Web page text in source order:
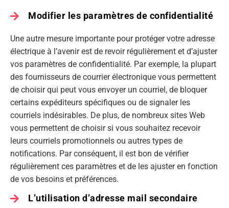
Modifier les paramètres de confidentialité
Une autre mesure importante pour protéger votre adresse
électrique à l’avenir est de revoir régulièrement et d’ajuster
vos paramètres de confidentialité. Par exemple, la plupart
des fournisseurs de courrier électronique vous permettent
de choisir qui peut vous envoyer un courriel, de bloquer
certains expéditeurs spécifiques ou de signaler les
courriels indésirables. De plus, de nombreux sites Web
vous permettent de choisir si vous souhaitez recevoir
leurs courriels promotionnels ou autres types de
notifications. Par conséquent, il est bon de vérifier
régulièrement ces paramètres et de les ajuster en fonction
de vos besoins et préférences.
L’utilisation d’adresse mail secondaire